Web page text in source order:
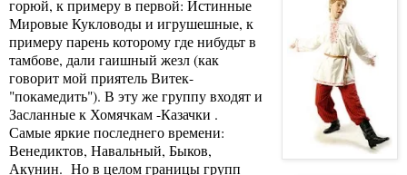
горюй, к примеру в первой: Истинные
Мировые Кукловоды и игрушешные, к
примеру парень которому где нибудьт в
тамбове, дали гаишный жезл (как
говорит мой приятель Витек-
"покамедить"). В эту же группу входят и
Засланные к Хомячкам -Казачки .
Самые яркие последнего времени:
Венедиктов, Навальный, Быков,
Акунин. Но в целом границы групп